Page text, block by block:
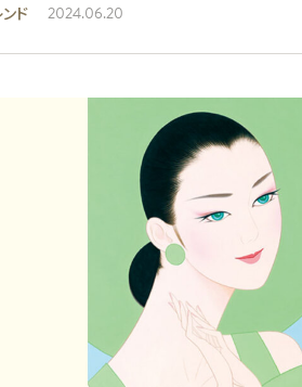
ド 2024.06.20